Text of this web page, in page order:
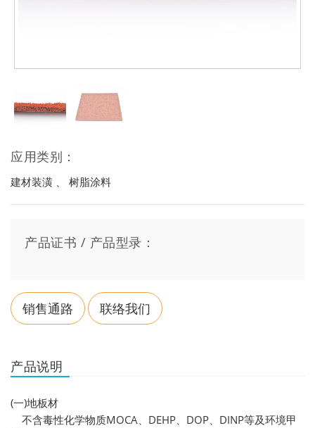
应用类别：
建材装潢 、 树脂涂料
产品证书 / 产品型录：
销售通路 联络我们
产品说明
(一)地板材
不含毒性化学物质MOCA、DEHP、DOP、DINP等及环境甲